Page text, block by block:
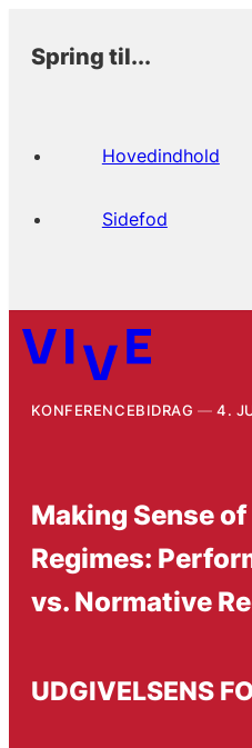
Spring til...
Hovedindhold
Sidefod
KONFERENCEBIDRAG 4.
Making Sense
Regimes:
vs. Normative
UDGIVELSENS